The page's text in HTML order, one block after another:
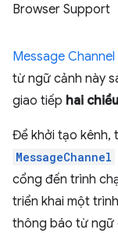
Browser Support
Message Channel
từ ngữ cảnh này
giao tiếp hai chiều
Để khởi tạo kênh,
MessageChannel
cổng đến trình
triển khai một
thông báo từ ngữ